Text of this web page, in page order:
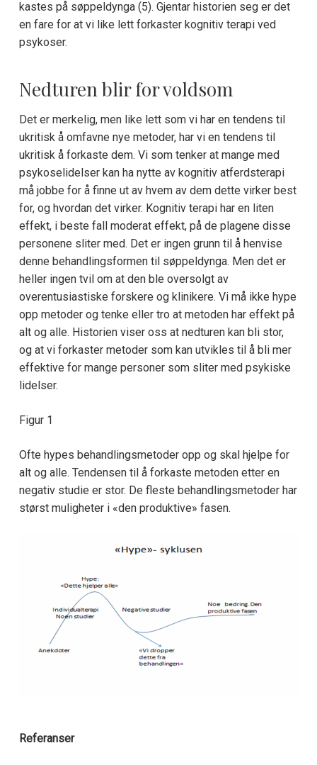
kastes på søppeldynga (5). Gjentar historien seg er det
en fare for at vi like lett forkaster kognitiv terapi ved
psykoser.
Nedturen blir for voldsom
Det er merkelig, men like lett som vi har en tendens til
ukritisk å omfavne nye metoder, har vi en tendens til
ukritisk å forkaste dem. Vi som tenker at mange med
psykoselidelser kan ha nytte av kognitiv atferdsterapi
må jobbe for å finne ut av hvem av dem dette virker best
for, og hvordan det virker. Kognitiv terapi har en liten
effekt, i beste fall moderat effekt, på de plagene disse
personene sliter med. Det er ingen grunn til å henvise
denne behandlingsformen til søppeldynga. Men det er
heller ingen tvil om at den ble oversolgt av
overentusiastiske forskere og klinikere. Vi må ikke hype
opp metoder og tenke eller tro at metoden har effekt på
alt og alle. Historien viser oss at nedturen kan bli stor,
og at vi forkaster metoder som kan utvikles til å bli mer
effektive for mange personer som sliter med psykiske
lidelser.
Figur 1
Ofte hypes behandlingsmetoder opp og skal hjelpe for
alt og alle. Tendensen til å forkaste metoden etter en
negativ studie er stor. De fleste behandlingsmetoder har
størst muligheter i «den produktive» fasen.
Referanser